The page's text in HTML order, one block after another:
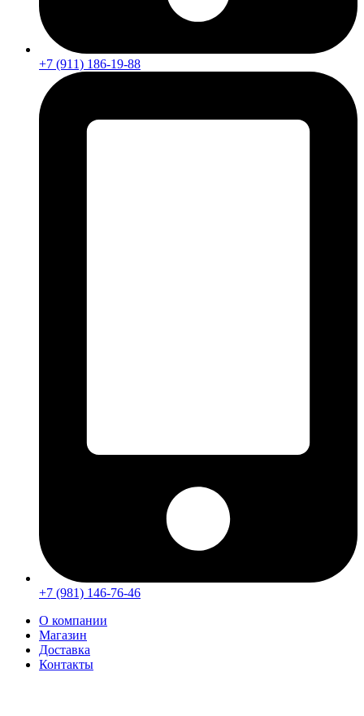
+7 (911) 186-19-88
+7 (981) 146-76-46
О компании
Магазин
Доставка
Контакты